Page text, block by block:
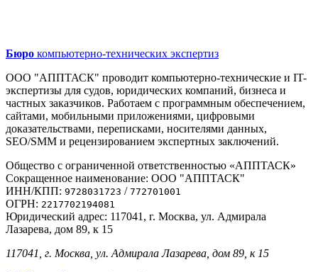
Бюро компьютерно-технических экспертиз
ООО "АППТАСК" проводит компьютерно-технические и IT-
экспертизы для судов, юридических компаний, бизнеса и
частных заказчиков. Работаем с программным обеспечением,
сайтами, мобильными приложениями, цифровыми
доказательствами, переписками, носителями данных,
SEO/SMM и рецензированием экспертных заключений.
Общество с ограниченной ответственностью «АППТАСК»
Сокращенное наименование: ООО "АППТАСК"
ИНН/КПП: 9728031723 / 772701001
ОГРН: 2217702194081
Юридический адрес: 117041, г. Москва, ул. Адмирала
Лазарева, дом 89, к 15
117041, г. Москва, ул. Адмирала Лазарева, дом 89, к 15